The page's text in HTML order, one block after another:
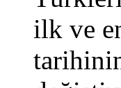
ilk ve